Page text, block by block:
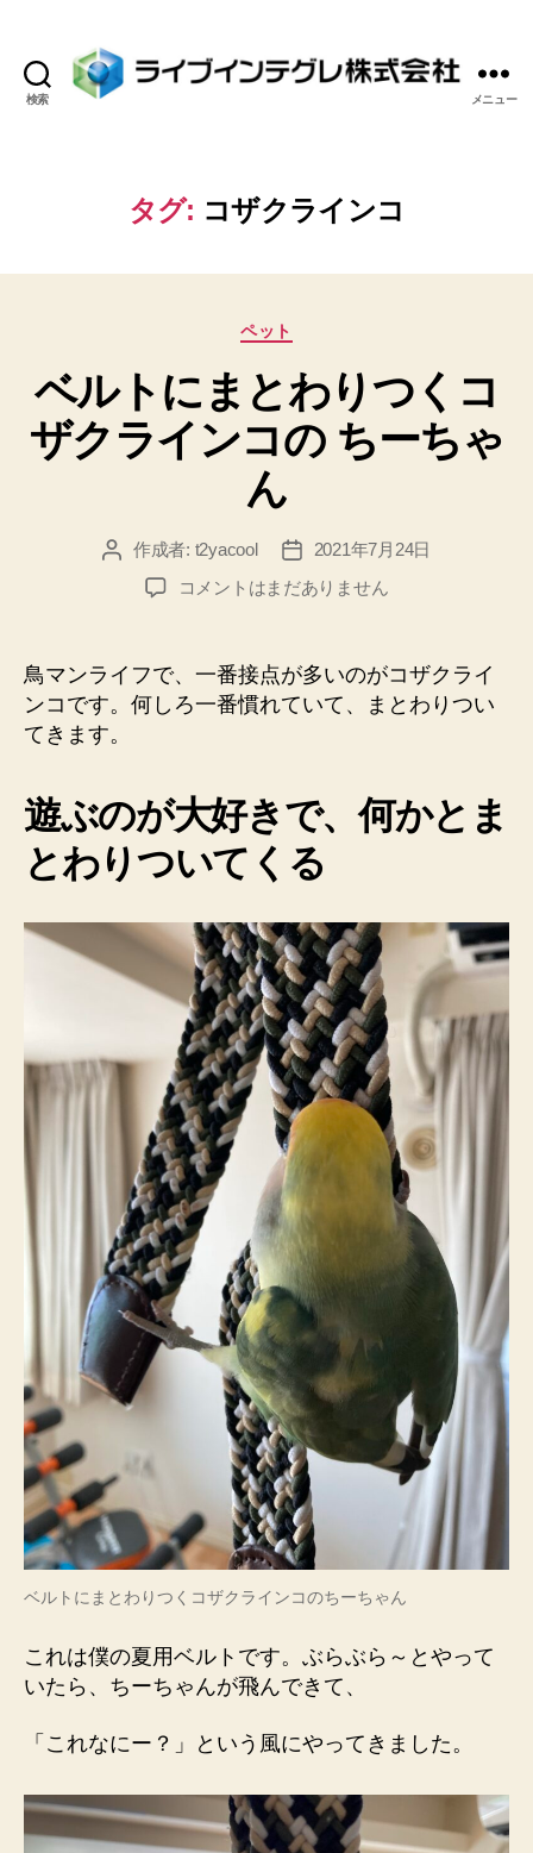
検索
イ
ン
グ
株
会
社
メニュー
タグ: コザクラインコ
カ
ゴ
リ
ー
ペット
ベルトにまとわりつくコ
ザクラインコの ちーちゃ
ん
投 作成者: t2yacool
投
稿
2021年7月24日
ベ
ま
と
つ
く
コ
ザ
ラ
イ
ン
コ
の
ち
ー
ち
ゃ
ん
へ
の
コメントはまだありません
鳥マンライフで、一番接点が多いのがコザクライ
ンコです。何しろ一番慣れていて、まとわりつい
てきます。
遊ぶのが大好きで、何かとま
とわりついてくる
ベルトにまとわりつくコザクラインコのちーちゃん
これは僕の夏用ベルトです。ぶらぶら～とやって
いたら、ちーちゃんが飛んできて、
「これなにー？」という風にやってきました。